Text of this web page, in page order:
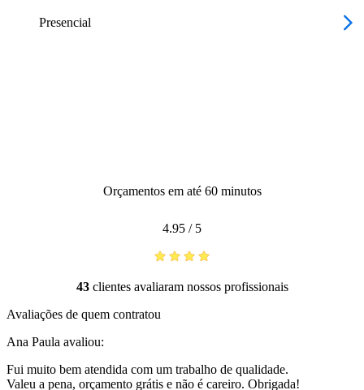
Presencial
Orçamentos em até 60 minutos
4.95 / 5
43clientes avaliaram nossos profissionais
Avaliações de quem contratou
Ana Paula avaliou:
Fui muito bem atendida com um trabalho de qualidade.
Valeu a pena, orçamento grátis e não é careiro. Obrigada!